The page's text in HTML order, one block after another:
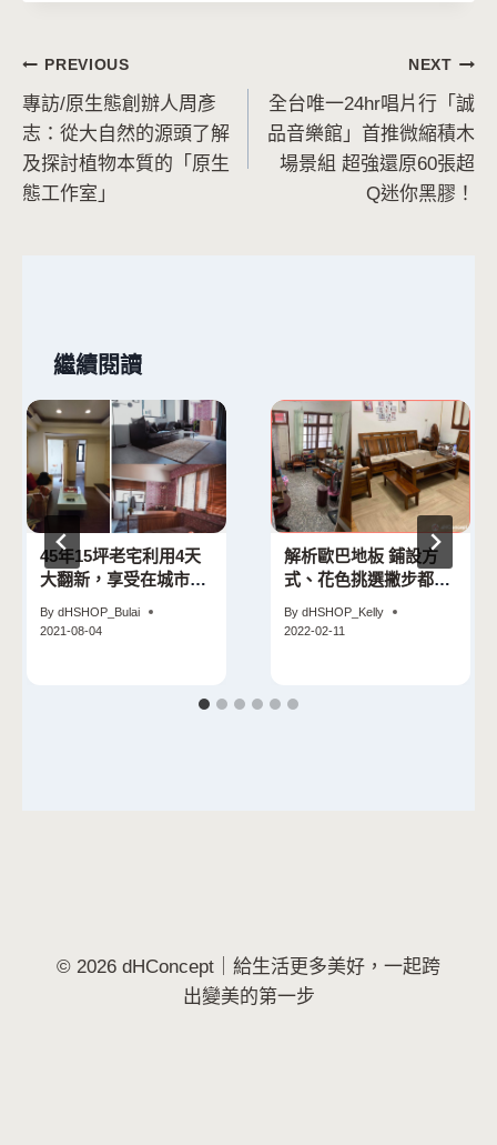
文
章
導
覽
PREVIOUS
專訪/原生態創辦人周彥
志：從大自然的源頭了解
及探討植物本質的「原生
態工作室」
NEXT
全台唯一24hr唱片行「誠
品音樂館」首推微縮積木
場景組 超強還原60張超
Q迷你黑膠！
繼續閱讀
45年15坪老宅利用4天
大翻新，享受在城市中
By dHSHOP_Bulai
2021-08-04
解析歐巴地板 鋪設方
式、花色挑選撇步都在
By dHSHOP_Kelly
2022-02-11
© 2026 dHConcept｜給生活更多美好，一起跨
出變美的第一步